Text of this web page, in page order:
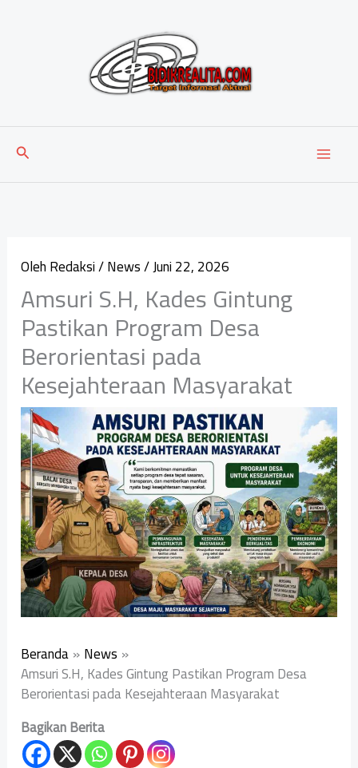
Cari
OlehRedaksi/News/Juni 22, 2026
Amsuri S.H, Kades Gintung
Pastikan Program Desa
Berorientasi pada
Kesejahteraan Masyarakat
Beranda News
Amsuri S.H, Kades Gintung Pastikan Program Desa
Berorientasi pada Kesejahteraan Masyarakat
Bagikan Berita